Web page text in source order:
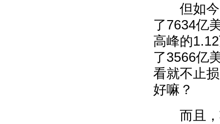
但如今
了7634亿
高峰的
了3566亿
看就不止
好嘛？
而且，